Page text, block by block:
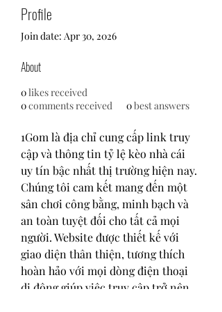
Profile
Join date: Apr 30, 2026
About
0likes received
0comments received 0best answers
1Gom là địa chỉ cung cấp link truy
cập và thông tin tỷ lệ kèo nhà cái
uy tín bậc nhất thị trường hiện nay.
Chúng tôi cam kết mang đến một
sân chơi công bằng, minh bạch và
an toàn tuyệt đối cho tất cả mọi
người. Website được thiết kế với
giao diện thân thiện, tương thích
hoàn hảo với mọi dòng điện thoại
di động giúp việc truy cập trở nên